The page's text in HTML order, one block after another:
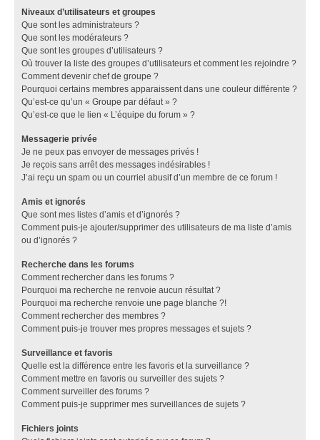
Niveaux d’utilisateurs et groupes
Que sont les administrateurs ?
Que sont les modérateurs ?
Que sont les groupes d’utilisateurs ?
Où trouver la liste des groupes d’utilisateurs et comment les rejoindre ?
Comment devenir chef de groupe ?
Pourquoi certains membres apparaissent dans une couleur différente ?
Qu’est-ce qu’un « Groupe par défaut » ?
Qu’est-ce que le lien « L’équipe du forum » ?
Messagerie privée
Je ne peux pas envoyer de messages privés !
Je reçois sans arrêt des messages indésirables !
J’ai reçu un spam ou un courriel abusif d’un membre de ce forum !
Amis et ignorés
Que sont mes listes d’amis et d’ignorés ?
Comment puis-je ajouter/supprimer des utilisateurs de ma liste d’amis
ou d’ignorés ?
Recherche dans les forums
Comment rechercher dans les forums ?
Pourquoi ma recherche ne renvoie aucun résultat ?
Pourquoi ma recherche renvoie une page blanche ?!
Comment rechercher des membres ?
Comment puis-je trouver mes propres messages et sujets ?
Surveillance et favoris
Quelle est la différence entre les favoris et la surveillance ?
Comment mettre en favoris ou surveiller des sujets ?
Comment surveiller des forums ?
Comment puis-je supprimer mes surveillances de sujets ?
Fichiers joints